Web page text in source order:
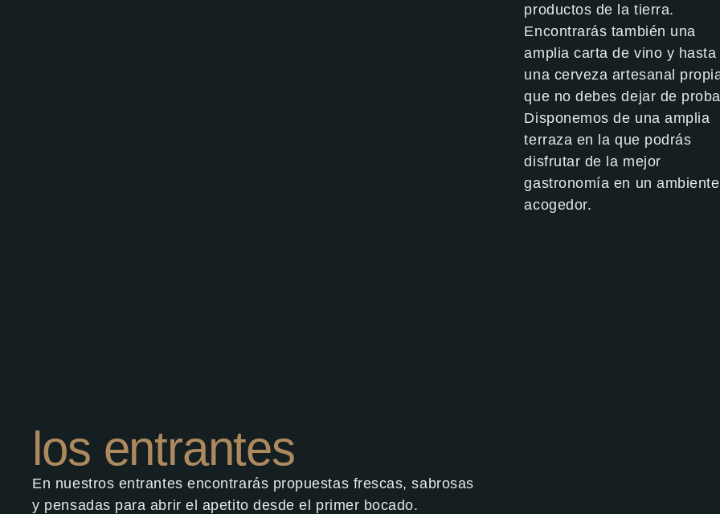
productos de la tierra.
Encontrarás también una
amplia carta de vino y hasta
una cerveza artesanal
que no debes dejar de
Disponemos de una amplia
terraza en la que podrás
disfrutar de la mejor
gastronomía en un ambiente
acogedor.
los entrantes
En nuestros entrantes encontrarás propuestas frescas, sabrosas
y pensadas para abrir el apetito desde el primer bocado.